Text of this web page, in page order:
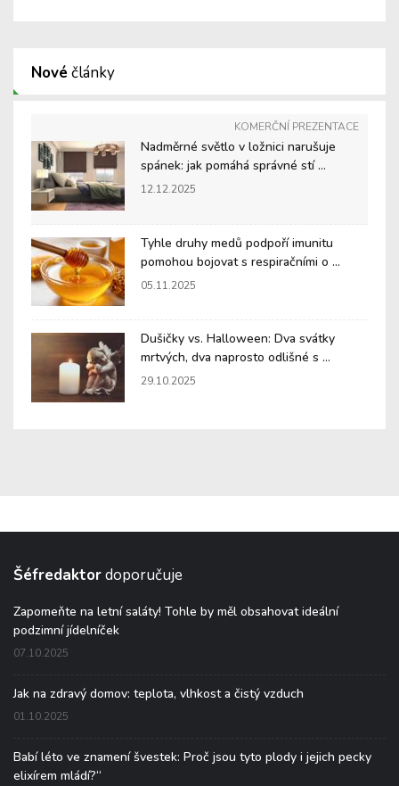
Nové články
KOMERČNÍ PREZENTACE
Nadměrné světlo v ložnici narušuje
spánek: jak pomáhá správné stí ...
12.12.2025
Tyhle druhy medů podpoří imunitu
pomohou bojovat s respiračními o ...
05.11.2025
Dušičky vs. Halloween: Dva svátky
mrtvých, dva naprosto odlišné s ...
29.10.2025
Šéfredaktordoporučuje
Zapomeňte na letní saláty! Tohle by měl obsahovat ideální
podzimní jídelníček
07.10.2025
Jak na zdravý domov: teplota, vlhkost a čistý vzduch
01.10.2025
Babí léto ve znamení švestek: Proč jsou tyto plody i jejich pecky
elixírem mládí?“